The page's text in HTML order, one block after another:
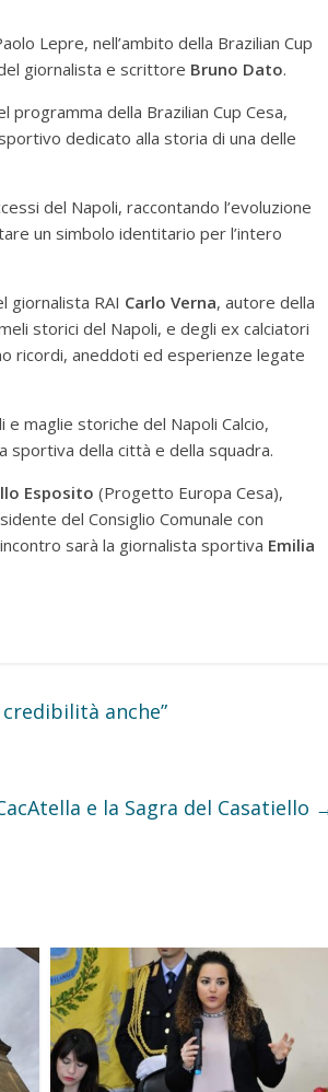
Lepre, nell’ambito della Brazilian Cup
giornalista e scrittore Bruno Dato.
programma della Brazilian Cup Cesa,
dedicato alla storia di una delle
del Napoli, raccontando l’evoluzione
un simbolo identitario per l’intero
giornalista RAI Carlo Verna, autore della
storici del Napoli, e degli ex calciatori
ricordi, aneddoti ed esperienze legate
maglie storiche del Napoli Calcio,
sportiva della città e della squadra.
Esposito (Progetto Europa Cesa),
del Consiglio Comunale con
sarà la giornalista sportiva Emilia
anche”
e la Sagra del Casatiello